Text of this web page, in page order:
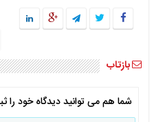
بازتاب
شما هم می توانید دیدگاه خود را